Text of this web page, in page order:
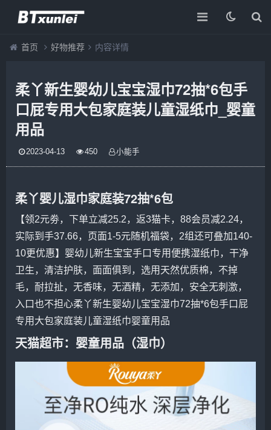
首页 好物推荐 内容详情
柔丫新生婴幼儿宝宝湿巾72抽*6包手
口屁专用大包家庭装儿童湿纸巾_婴童
用品
2023-04-13 450 小能手
柔丫婴儿湿巾家庭装72抽*6包
【领2元劵，下单立减25.2，返3猫卡，88会员减2.24，
实际到手37.66，页面1-5元随机福袋，2组还可叠加140-
10更优惠】婴幼儿新生宝宝手口专用便携湿纸巾，干净
卫生，清洁护肤，面面俱到，选用天然优质棉，不掉
毛，耐拉扯，无香味，无酒精，无添加，安全无刺激，
入口也不担心柔丫新生婴幼儿宝宝湿巾72抽*6包手口屁
专用大包家庭装儿童湿纸巾婴童用品
天猫超市：婴童用品（湿巾）